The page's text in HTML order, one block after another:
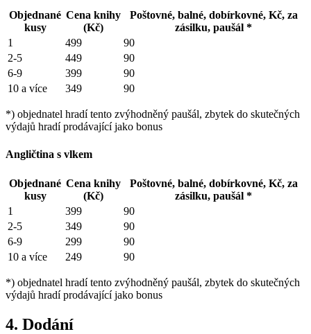
Objednané
kusy
Cena knihy
(Kč)
Poštovné, balné, dobírkovné, Kč, za
zásilku, paušál *
1
499
90
2-5
449
90
6-9
399
90
10 a více
349 90
*) objednatel hradí tento zvýhodněný paušál, zbytek do skutečných
výdajů hradí prodávající jako bonus
Angličtina s vlkem
Objednané
kusy
Cena knihy
(Kč)
Poštovné, balné, dobírkovné, Kč, za
zásilku, paušál *
1
399
90
2-5
349
90
6-9
299
90
10 a více
249 90
*) objednatel hradí tento zvýhodněný paušál, zbytek do skutečných
výdajů hradí prodávající jako bonus
4. Dodání